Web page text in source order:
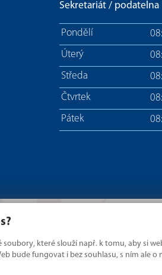
Sekretariát / podatelna
Pondělí
Úterý
Středa
Čtvrtek
Pátek
Kde
soubory, které slouží např. k tomu, aby si
bude fungovat i bez souhlasu, s ním ale o